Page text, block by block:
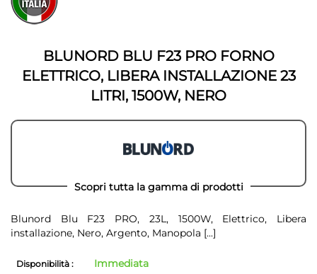
fine
della
della
galleria
immaginiBLUNORD BLU F23 PRO FORNO
ELETTRICO, LIBERA INSTALLAZIONE 23
LITRI, 1500W, NERO
Scopri tutta la gamma di prodotti
Blunord Blu F23 PRO, 23L, 1500W, Elettrico, Libera
installazione, Nero, Argento, Manopola [...]
Disponibilità : Immediata